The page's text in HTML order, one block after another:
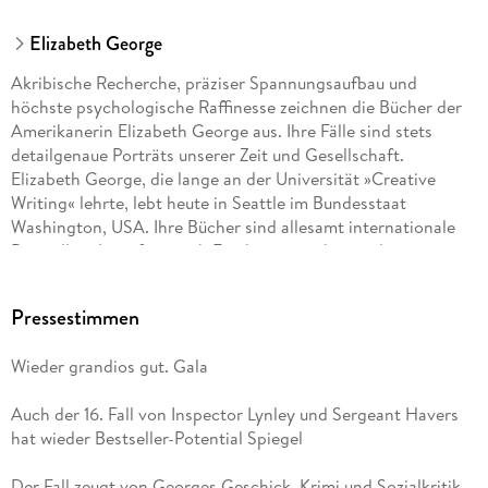
Elizabeth George
Akribische Recherche, präziser Spannungsaufbau und
höchste psychologische Raffinesse zeichnen die Bücher der
Amerikanerin Elizabeth George aus. Ihre Fälle sind stets
detailgenaue Porträts unserer Zeit und Gesellschaft.
Elizabeth George, die lange an der Universität »Creative
Writing« lehrte, lebt heute in Seattle im Bundesstaat
Washington, USA. Ihre Bücher sind allesamt internationale
Bestseller, die sofort nach Erscheinen nicht nur die
auch im deutschen Fernsehen mit großem Erfolg
Pressestimmen
Wieder grandios gut. Gala
Auch der 16. Fall von Inspector Lynley und Sergeant Havers
hat wieder Bestseller-Potential Spiegel